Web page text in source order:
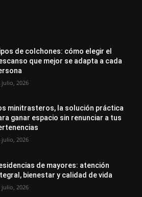
de colchones: cómo elegir el
que mejor se adapta a cada
julio, 2026
minitrasteros, la solución práctica
ganar espacio sin renunciar a tus
julio, 2026
de mayores: atención
bienestar y calidad de vida
julio, 2026